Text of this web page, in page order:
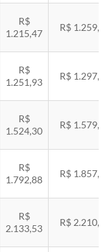
R$
1.215,47
R$
R$
1.251,93
R$
R$
1.524,30
R$
R$
1.792,88
R$
R$
2.133,53
R$